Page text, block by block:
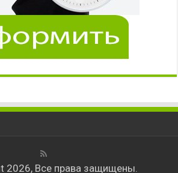
2026, Все права защищены.